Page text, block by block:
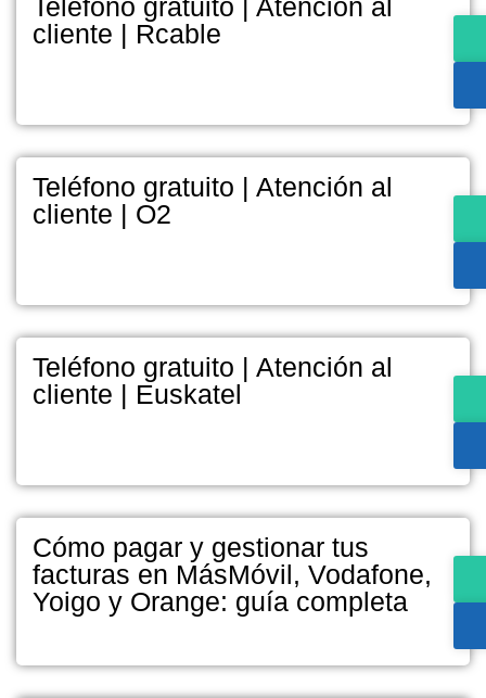
Teléfono gratuito | Atención al
cliente | Rcable
Teléfono gratuito | Atención al
cliente | O2
Teléfono gratuito | Atención al
cliente | Euskatel
Cómo pagar y gestionar tus
facturas en MásMóvil, Vodafone,
Yoigo y Orange: guía completa